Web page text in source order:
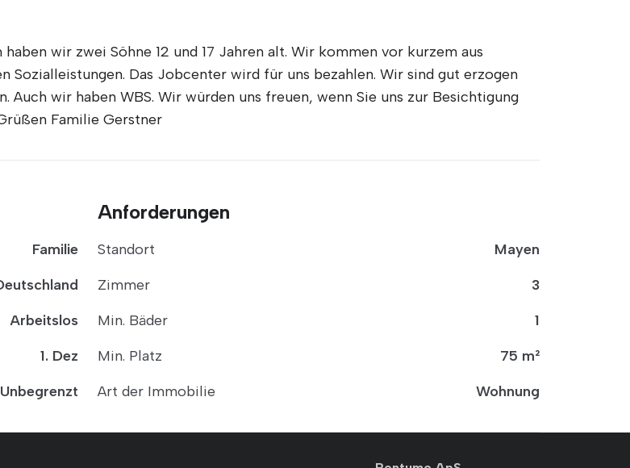
wir zwei Söhne 12 und 17 Jahren alt. Wir kommen vor kurzem aus
Sozialleistungen. Das Jobcenter wird für uns bezahlen. Wir sind gut erzogen
wir haben WBS. Wir würden uns freuen, wenn Sie uns zur Besichtigung
Familie Gerstner
Familie
Arbeitslos
1. Dez
Unbegrenzt
Anforderungen
Standort
Mayen
Zimmer
3
Min. Bäder
1
Min. Platz
75 m²
Art der Immobilie
Wohnung